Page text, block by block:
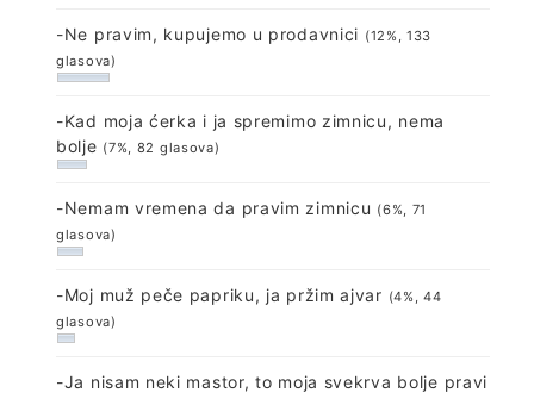
-Ne pravim, kupujemo u prodavnici (12%, 133
glasova)
-Kad moja ćerka i ja spremimo zimnicu, nema
bolje (7%, 82 glasova)
-Nemam vremena da pravim zimnicu (6%, 71
glasova)
-Moj muž peče papriku, ja pržim ajvar (4%, 44
glasova)
-Ja nisam neki mastor, to moja svekrva bolje pravi